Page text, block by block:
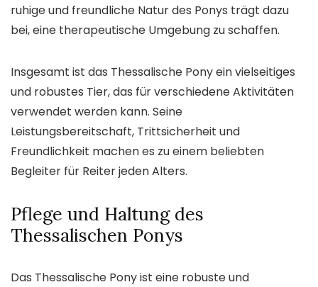
ruhige und freundliche Natur des Ponys trägt dazu
bei, eine therapeutische Umgebung zu schaffen.
Insgesamt ist das Thessalische Pony ein vielseitiges
und robustes Tier, das für verschiedene Aktivitäten
verwendet werden kann. Seine
Leistungsbereitschaft, Trittsicherheit und
Freundlichkeit machen es zu einem beliebten
Begleiter für Reiter jeden Alters.
Pflege und Haltung des
Thessalischen Ponys
Das Thessalische Pony ist eine robuste und